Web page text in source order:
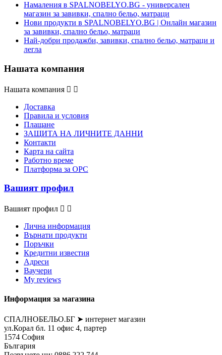
Намаления в SPALNOBELYO.BG - универсален
магазин за завивки, спално бельо, матраци
Нови продукти в SPALNOBELYO.BG | Онлайн магазин
за завивки, спално бельо, матраци
Най-добри продажби, завивки, спално бельо, матраци и
легла
Нашата компания
Нашата компания  
Доставка
Правила и условия
Плащане
ЗАЩИТА НА ЛИЧНИТЕ ДАННИ
Контакти
Карта на сайта
Работно време
Платформа за ОРС
Вашият профил
Вашият профил  
Лична информация
Върнати продукти
Поръчки
Кредитни известия
Адреси
Ваучери
My reviews
Информация за магазина
СПАЛНОБЕЛЬО.БГ ➤ интернет магазин
ул.Корал бл. 11 офис 4, партер
1574 София
България